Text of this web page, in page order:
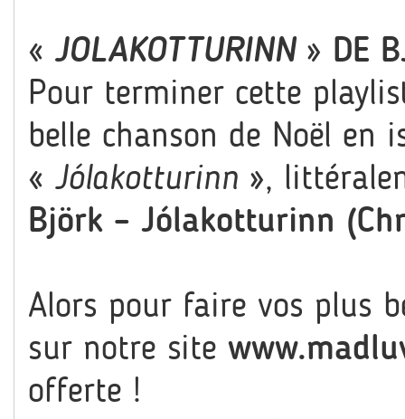
« JOLAKOTTURINN» DE
Pour terminer cette
belle chanson de Noël en
« Jólakotturinn »,
Björk – Jólakotturinn
Alors pour faire vos plus
sur notre site
offerte !